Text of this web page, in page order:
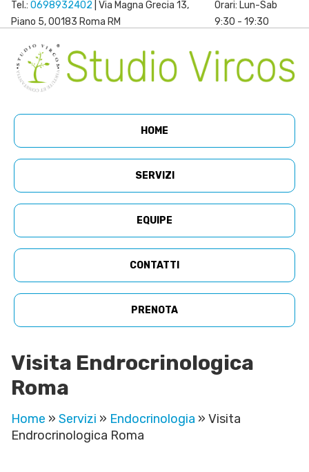
Tel.: 0698932402 | Via Magna Grecia 13,
Piano 5, 00183 Roma RM
Orari: Lun-Sab
9:30 - 19:30
HOME
SERVIZI
EQUIPE
CONTATTI
PRENOTA
Visita Endrocrinologica
Roma
Home » Servizi » Endocrinologia » Visita
Endrocrinologica Roma